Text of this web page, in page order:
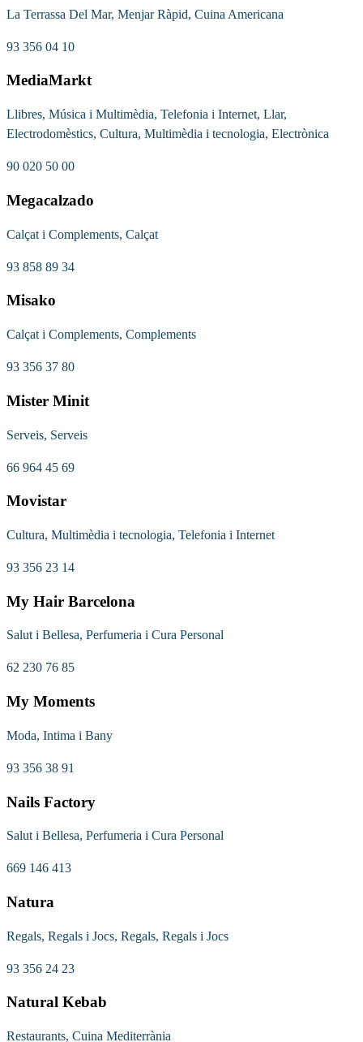
La Terrassa Del Mar, Menjar Ràpid, Cuina Americana
93 356 04 10
MediaMarkt
Llibres, Música i Multimèdia, Telefonia i Internet, Llar,
Electrodomèstics, Cultura, Multimèdia i tecnologia, Electrònica
90 020 50 00
Megacalzado
Calçat i Complements, Calçat
93 858 89 34
Misako
Calçat i Complements, Complements
93 356 37 80
Mister Minit
Serveis, Serveis
66 964 45 69
Movistar
Cultura, Multimèdia i tecnologia, Telefonia i Internet
93 356 23 14
My Hair Barcelona
Salut i Bellesa, Perfumeria i Cura Personal
62 230 76 85
My Moments
Moda, Intima i Bany
93 356 38 91
Nails Factory
Salut i Bellesa, Perfumeria i Cura Personal
669 146 413
Natura
Regals, Regals i Jocs, Regals, Regals i Jocs
93 356 24 23
Natural Kebab
Restaurants, Cuina Mediterrània